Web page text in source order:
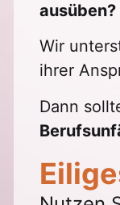
ausüben?
Wir
ihrer
Dann